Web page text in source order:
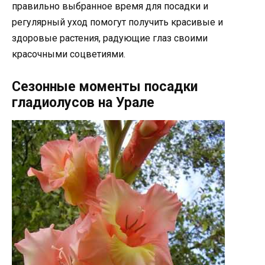
правильно выбранное время для посадки и
регулярный уход помогут получить красивые и
здоровые растения, радующие глаз своими
красочными соцветиями.
Сезонные моменты посадки
гладиолусов на Урале